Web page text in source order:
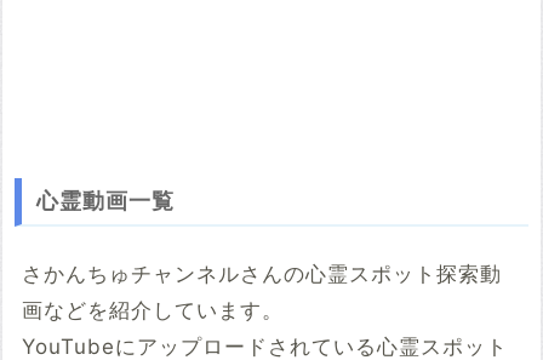
心霊動画一覧
さかんちゅチャンネルさんの心霊スポット探索動
画などを紹介しています。
YouTubeにアップロードされている心霊スポット